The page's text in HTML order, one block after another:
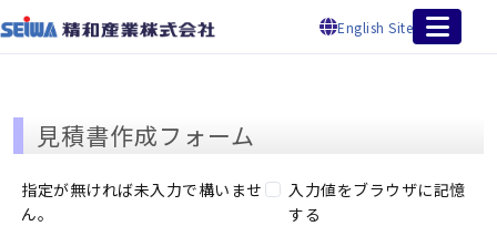
English Site
見積書作成フォーム
指定が無ければ未入力で構いませ
ん。
入力値をブラウザに記憶
する